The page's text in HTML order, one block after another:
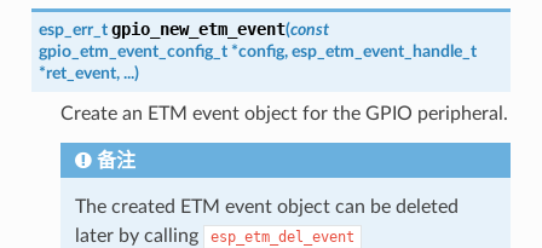
esp_err_t gpio_new_etm_event(const
gpio_etm_event_config_t *config, esp_etm_event_handle_t
*ret_event, ...)
Create an ETM event object for the GPIO peripheral.
备注
The created ETM event object can be deleted
later by calling
esp_etm_del_event